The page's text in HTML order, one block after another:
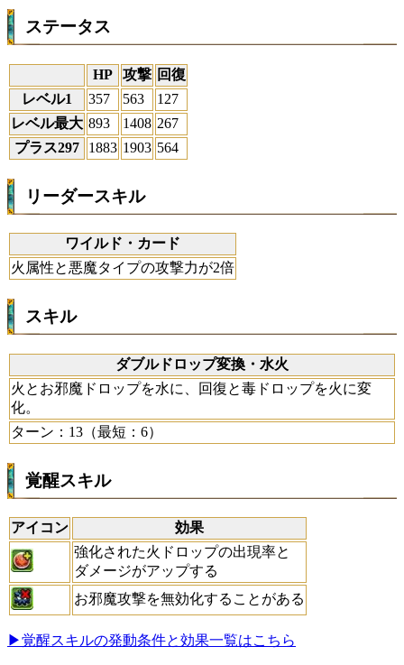
ステータス
HP 攻撃 回復
レベル1
357 563
127
レベル最大 893 1408 267
プラス297
1883 1903 564
リーダースキル
ワイルド・カード
火属性と悪魔タイプの攻撃力が2倍
スキル
ダブルドロップ変換・水火
火とお邪魔ドロップを水に、回復と毒ドロップを火に変
化。
ターン：13（最短：6）
覚醒スキル
アイコン
効果
強化された火ドロップの出現率と
ダメージがアップする
お邪魔攻撃を無効化することがある
▶覚醒スキルの発動条件と効果一覧はこちら